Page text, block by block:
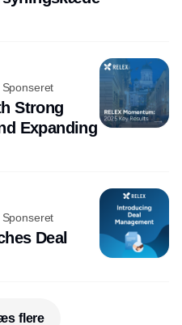
Sponseret
Strong
Expanding
Sponseret
Deal
flere